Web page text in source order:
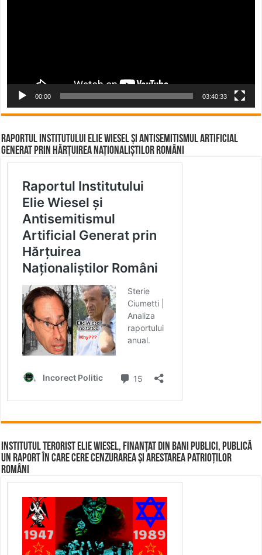
00:00 03:40:33
Raportul Institutului Elie Wiesel și Antisemitismul Artificial
Generat prin Hărțuirea Naționaliștilor Români
Institutul terorist Elie Wiesel, finanțat din bani publici, publică
un raport în care cere cenzurarea și arestarea patrioților
români